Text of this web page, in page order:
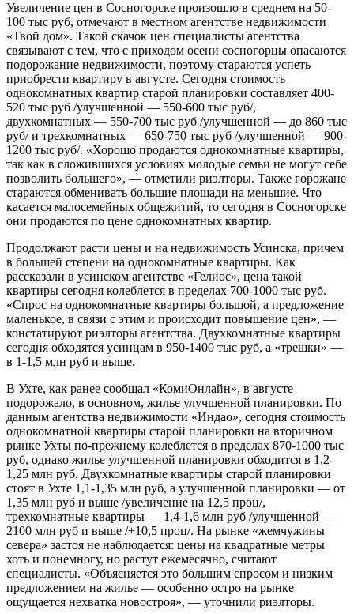
Увеличение цен в Сосногорске произошло в среднем на 50-
100 тыс руб, отмечают в местном агентстве недвижимости
«Твой дом». Такой скачок цен специалисты агентства
связывают с тем, что с приходом осени сосногорцы опасаются
подорожание недвижимости, поэтому стараются успеть
приобрести квартиру в августе. Сегодня стоимость
однокомнатных квартир старой планировки составляет 400-
520 тыс руб /улучшенной — 550-600 тыс руб/,
двухкомнатных — 550-700 тыс руб /улучшенной — до 860 тыс
руб/ и трехкомнатных — 650-750 тыс руб /улучшенной — 900-
1200 тыс руб/. «Хорошо продаются однокомнатные квартиры,
так как в сложившихся условиях молодые семьи не могут себе
позволить большего», — отметили риэлторы. Также горожане
стараются обменивать большие площади на меньшие. Что
касается малосемейных общежитий, то сегодня в Сосногорске
они продаются по цене однокомнатных квартир.
Продолжают расти цены и на недвижимость Усинска, причем
в большей степени на однокомнатные квартиры. Как
рассказали в усинском агентстве «Гелиос», цена такой
квартиры сегодня колеблется в пределах 700-1000 тыс руб.
«Спрос на однокомнатные квартиры большой, а предложение
маленькое, в связи с этим и происходит повышение цен», —
констатируют риэлторы агентства. Двухкомнатные квартиры
сегодня обходятся усинцам в 950-1400 тыс руб, а «трешки» —
в 1-1,5 млн руб и выше.
В Ухте, как ранее сообщал «КомиОнлайн», в августе
подорожало, в основном, жилье улучшенной планировки. По
данным агентства недвижимости «Индао», сегодня стоимость
однокомнатной квартиры старой планировки на вторичном
рынке Ухты по-прежнему колеблется в пределах 870-1000 тыс
руб, однако жилье улучшенной планировки обходится в 1,2-
1,25 млн руб. Двухкомнатные квартиры старой планировки
стоят в Ухте 1,1-1,35 млн руб, а улучшенной планировки — от
1,35 млн руб и выше /увеличение на 12,5 проц/,
трехкомнатные квартиры — 1,4-1,6 млн руб /улучшенной —
2100 млн руб и выше /+10,5 проц/. На рынке «жемчужины
севера» застоя не наблюдается: цены на квадратные метры
хоть и понемногу, но растут ежемесячно, считают
специалисты. «Объясняется это большим спросом и низким
предложением на жилье — особенно остро на рынке
ощущается нехватка новостроя», — уточнили риэлторы.